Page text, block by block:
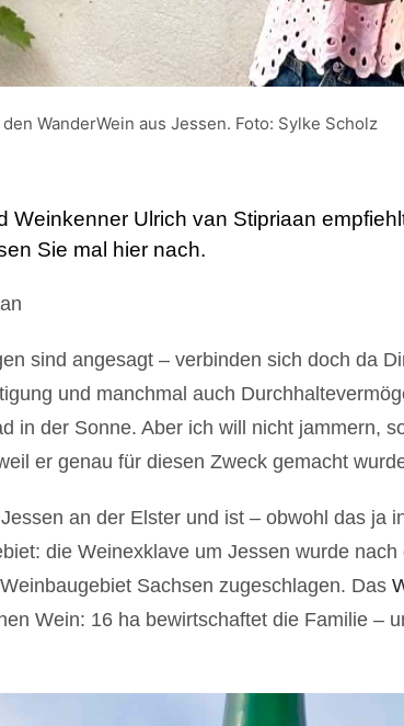
WanderWein aus Jessen. Foto: Sylke Scholz
Weinkenner Ulrich van Stipriaan
Sie mal hier nach.
sind angesagt – verbinden sich doch da
und manchmal auch
in der Sonne. Aber ich will nicht jammern,
er genau für diesen Zweck gemacht
an der Elster und ist – obwohl das ja
die Weinexklave um Jessen wurde
Sachsen zugeschlagen. Das
Wein: 16 ha bewirtschaftet die Familie –